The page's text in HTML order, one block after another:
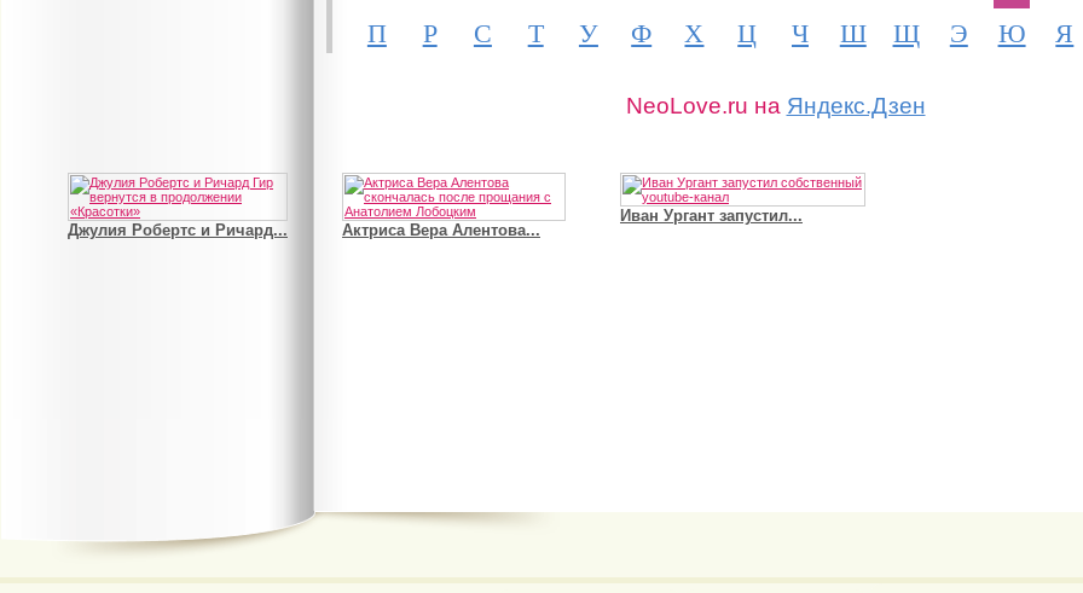
П
Р С Т У Ф Х Ц Ч Ш Щ Э Ю Я
NeoLove.ru на Яндекс.Дзен
Джулия Робертс и Ричард... Актриса Вера Алентова...
Иван Ургант запустил...